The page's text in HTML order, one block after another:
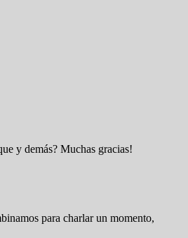
y demás? Muchas gracias!
para charlar un momento,